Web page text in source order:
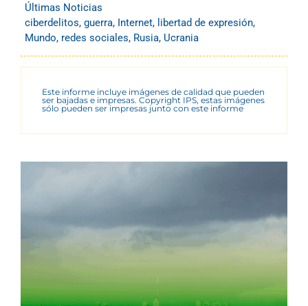
Últimas Noticias
ciberdelitos, guerra, Internet, libertad de expresión,
Mundo, redes sociales, Rusia, Ucrania
Este informe incluye imágenes de calidad que pueden
ser bajadas e impresas. Copyright IPS, estas imágenes
sólo pueden ser impresas junto con este informe